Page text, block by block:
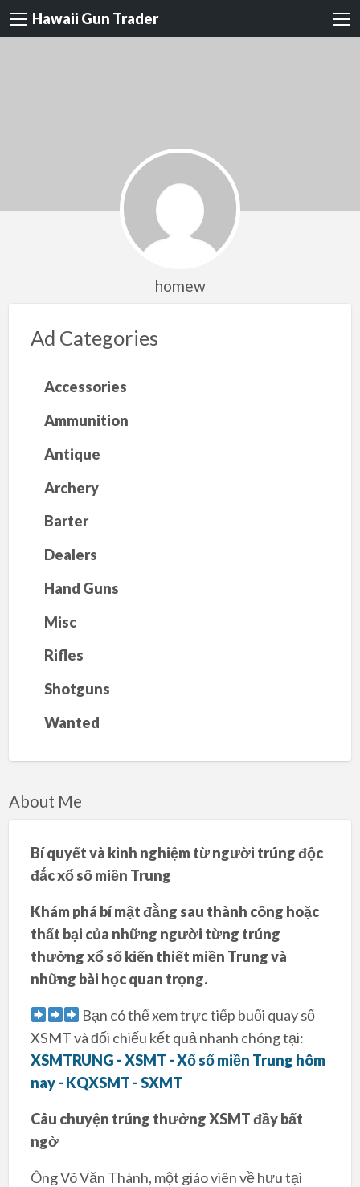
Hawaii Gun Trader
homew
Ad Categories
Accessories
Ammunition
Antique
Archery
Barter
Dealers
Hand Guns
Misc
Rifles
Shotguns
Wanted
About Me
Bí quyết và kinh nghiệm từ người trúng độc
đắc xổ số miền Trung
Khám phá bí mật đằng sau thành công hoặc
thất bại của những người từng trúng
thưởng xổ số kiến thiết miền Trung và
những bài học quan trọng.
Bạn có thể xem trực tiếp buổi quay số
XSMT và đối chiếu kết quả nhanh chóng tại:
XSMTRUNG - XSMT - Xổ số miền Trung hôm
nay - KQXSMT - SXMT
Câu chuyện trúng thưởng XSMT đầy bất
ngờ
Ông Võ Văn Thành, một giáo viên về hưu tại